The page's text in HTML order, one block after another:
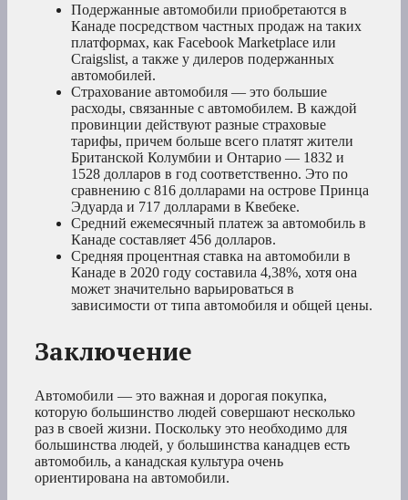
Подержанные автомобили приобретаются в
Канаде посредством частных продаж на таких
платформах, как Facebook Marketplace или
Craigslist, а также у дилеров подержанных
автомобилей.
Страхование автомобиля — это большие
расходы, связанные с автомобилем. В каждой
провинции действуют разные страховые
тарифы, причем больше всего платят жители
Британской Колумбии и Онтарио — 1832 и
1528 долларов в год соответственно. Это по
сравнению с 816 долларами на острове Принца
Эдуарда и 717 долларами в Квебеке.
Средний ежемесячный платеж за автомобиль в
Канаде составляет 456 долларов.
Средняя процентная ставка на автомобили в
Канаде в 2020 году составила 4,38%, хотя она
может значительно варьироваться в
зависимости от типа автомобиля и общей цены.
Заключение
Автомобили — это важная и дорогая покупка,
которую большинство людей совершают несколько
раз в своей жизни. Поскольку это необходимо для
большинства людей, у большинства канадцев есть
автомобиль, а канадская культура очень
ориентирована на автомобили.